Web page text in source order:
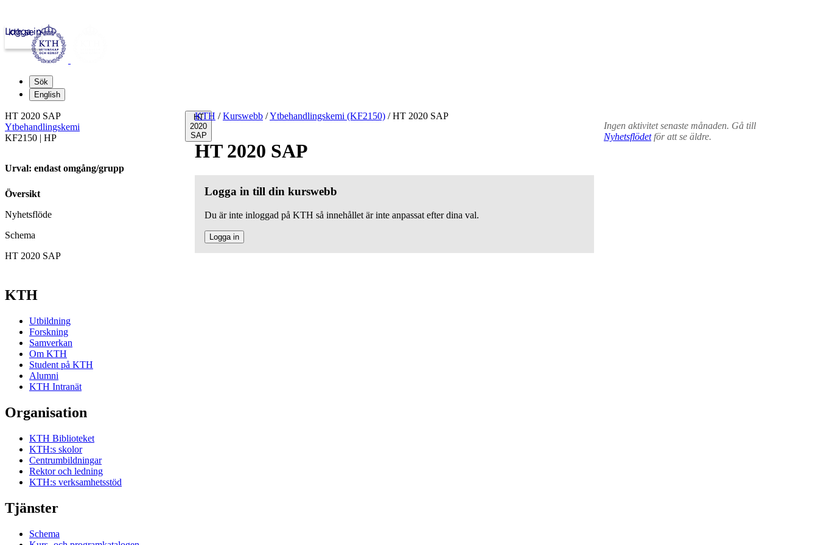
kth.se
Logga in
Sök
English
HT
2020
SAP
KTH / Kurswebb /Ytbehandlingskemi (KF2150) /HT 2020 SAP
HT 2020 SAP
Logga in till din kurswebb
Du är inte inloggad på KTH så innehållet är inte anpassat efter dina val.
Logga in
Ingen aktivitet senaste månaden. Gå till
Nyhetsflödetför att se äldre.
HT 2020 SAP
Ytbehandlingskemi
KF2150 | HP
Urval: endast omgång/grupp
Översikt
Nyhetsflöde
Schema
HT 2020 SAP
KTH
Utbildning
Forskning
Samverkan
Om KTH
Student på KTH
Alumni
KTH Intranät
Organisation
KTH Biblioteket
KTH:s skolor
Centrumbildningar
Rektor och ledning
KTH:s verksamhetsstöd
Tjänster
Schema